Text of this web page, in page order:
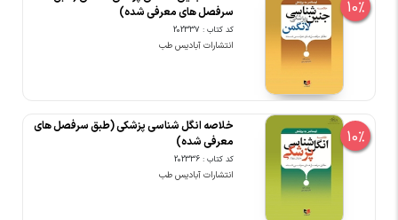
10%
سرفصل های معرفی شده)
کد کتاب : 202337
انتشارات آبادیس طب
10%
خلاصه انگل شناسی پزشکی (طبق سرفصل های
معرفی شده)
کد کتاب : 202336
انتشارات آبادیس طب